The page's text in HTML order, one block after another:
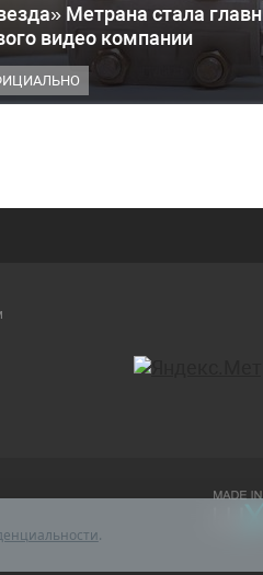
Метрана стала
видео компании
.